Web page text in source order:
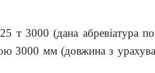
т 3000 (дана абревіатура
3000 мм (довжина з